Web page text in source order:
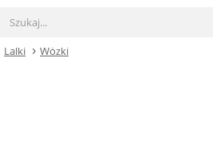
Lalki Wózki